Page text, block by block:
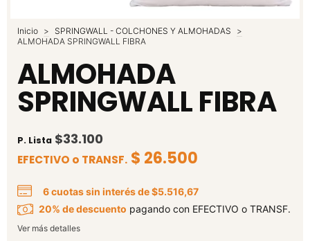
Inicio > SPRINGWALL - COLCHONES Y ALMOHADAS
>
ALMOHADA SPRINGWALL FIBRA
ALMOHADA
SPRINGWALL FIBRA
P. Lista $33.100
EFECTIVO o TRANSF. $ 26.500
6cuotas sin interés de$5.516,67
20% de descuento pagando con EFECTIVO o TRANSF.
Ver más detalles